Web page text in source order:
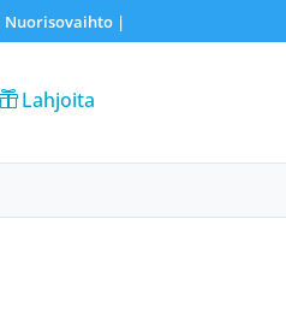
Nuorisovaihto|
Lahjoita